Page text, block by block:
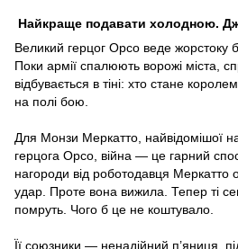
Найкраще подавати холодною.
Великий герцог Орсо веде жорстоку
Поки армії спалюють ворожі міста,
відбувається в тіні: хто стане
на полі бою.
Для Монзи Меркатто, найвідомішої
герцога Орсо, війна — це гарний
нагороди від роботодавця Меркатто
удар. Проте вона вижила. Тепер ті
помруть. Чого б це не коштувало.
Її союзники — ненадійний п’яниця,